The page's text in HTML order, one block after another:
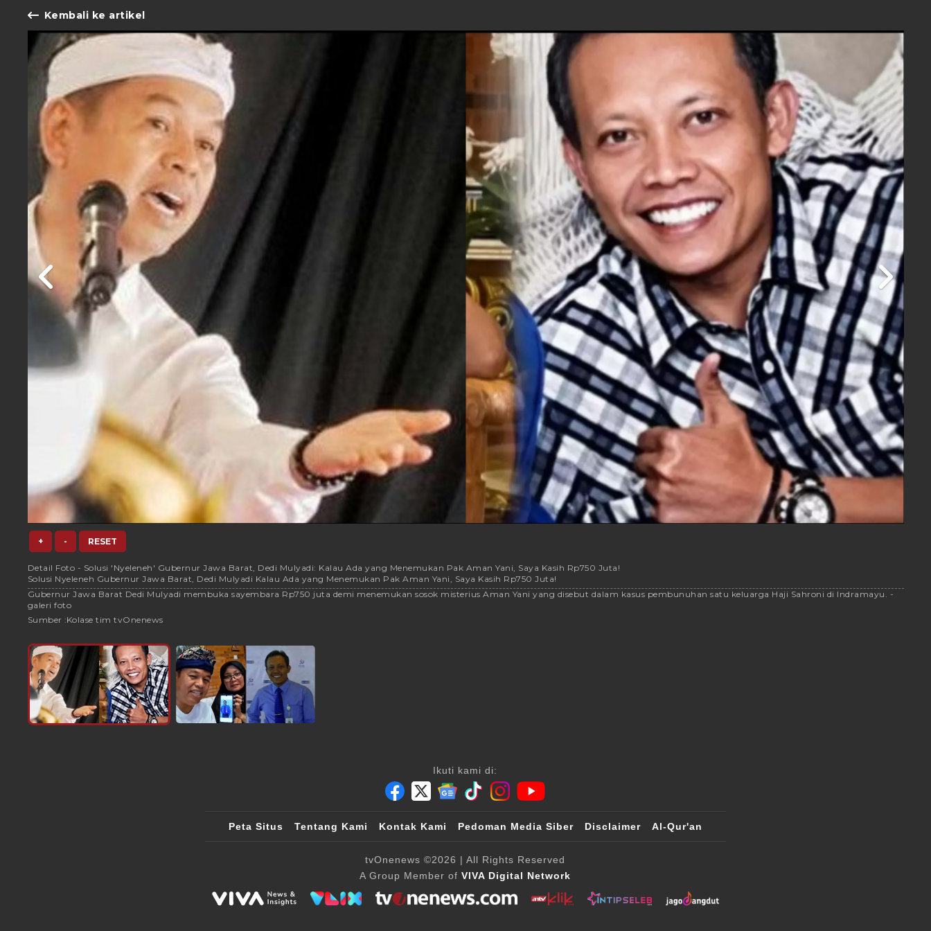
Kembali ke artikel
+ - RESET
Detail Foto - Solusi 'Nyeleneh' Gubernur Jawa Barat, Dedi Mulyadi: Kalau Ada yang Menemukan Pak Aman Yani, Saya Kasih Rp750 Juta!
Solusi Nyeleneh Gubernur Jawa Barat, Dedi Mulyadi Kalau Ada yang Menemukan Pak Aman Yani, Saya Kasih Rp750 Juta!
Gubernur Jawa Barat Dedi Mulyadi membuka sayembara Rp750 juta demi menemukan sosok misterius Aman Yani yang disebut dalam kasus pembunuhan satu keluarga Haji Sahroni di Indramayu. -
galeri foto
Sumber :Kolase tim tvOnenews
Ikuti kami di:
Peta Situs Tentang Kami Kontak Kami Pedoman Media Siber Disclaimer Al-Qur'an
tvOnenews ©2026 | All Rights Reserved
A Group Member ofVIVA Digital Network